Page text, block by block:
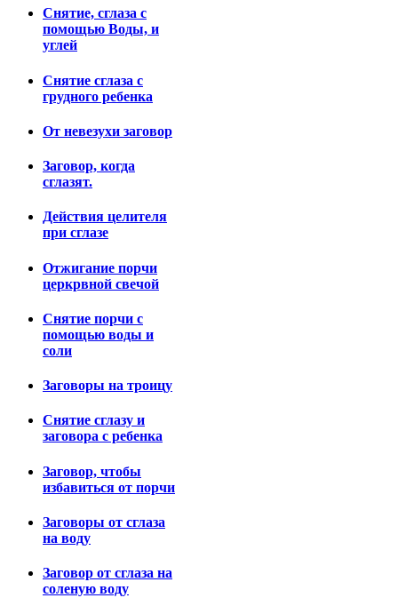
Снятие, сглаза с
помощью Воды, и
углей
Снятие сглаза с
грудного ребенка
От невезухи заговор
Заговор, когда
сглазят.
Действия целителя
при сглазе
Отжигание порчи
церкрвной свечой
Снятие порчи с
помощью воды и
соли
Заговоры на троицу
Снятие сглазу и
заговора с ребенка
Заговор, чтобы
избавиться от порчи
Заговоры от сглаза
на воду
Заговор от сглаза на
соленую воду